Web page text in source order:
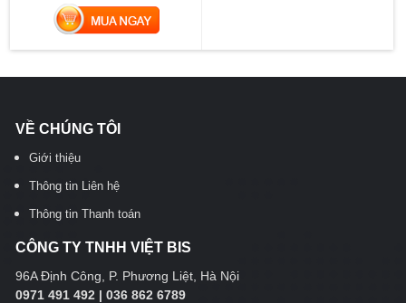
MUA NGAY
VỀ CHÚNG TÔI
Giới thiệu
Thông tin Liên hệ
Thông tin Thanh toán
CÔNG TY TNHH VIỆT BIS
96A Định Công, P. Phương Liệt, Hà Nội
0971 491 492 | 036 862 6789